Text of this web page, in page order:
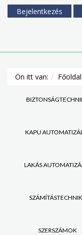
Bejelentkezés
Ön itt van: Főoldal
KAPU
LAKÁS
SZERSZÁMOK